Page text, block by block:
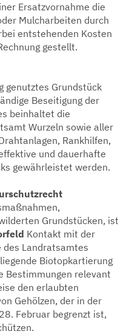
Ersatzvornahme die
Mulcharbeiten durch
entstehenden Kosten
gestellt.
genutztes Grundstück
Beseitigung der
beinhaltet die
Wurzeln sowie aller
Rankhilfen,
und dauerhafte
gewährleistet werden.
Grundstücken, ist
Kontakt mit der
Landratsamtes
Biotopkartierung
Bestimmungen relevant
den erlaubten
Gehölzen, der in der
Februar begrenzt ist,